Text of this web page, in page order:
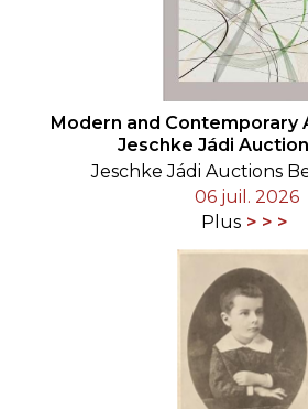
Modern and Contemporary
Jeschke Jádi
Jeschke Jádi Auctions
06 juil. 2026
Plus